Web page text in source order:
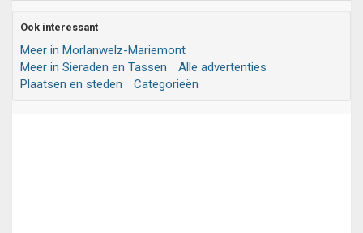
Ook interessant
Meer in Morlanwelz-Mariemont
Meer in Sieraden en Tassen
Alle advertenties
Plaatsen en steden
Categorieën